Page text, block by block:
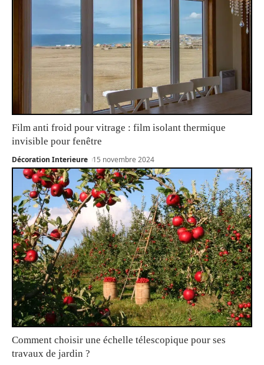
Film anti froid pour vitrage : film isolant thermique
invisible pour fenêtre
Décoration Interieure 15 novembre 2024
Comment choisir une échelle télescopique pour ses
travaux de jardin ?